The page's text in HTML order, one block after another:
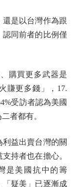
是以台灣作為跟
同前者的比例僅
購買更多武器是
賺更多錢」，17.
受訪者認為美國
者都有。
益出賣台灣的關
持者也在擔心。
是美國抗中的籌
「疑美」已逐漸成